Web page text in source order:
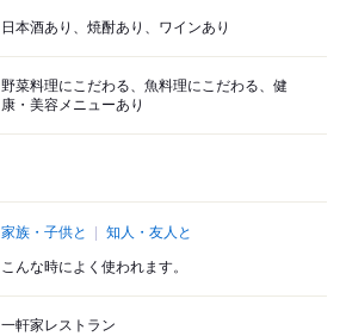
日本酒あり、焼酎あり、ワインあり
野菜料理にこだわる、魚料理にこだわる、健
康・美容メニューあり
家族・子供と 知人・友人と
こんな時によく使われます。
一軒家レストラン